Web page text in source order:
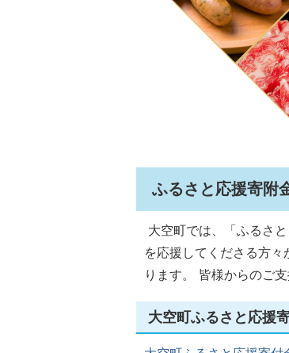
ふるさと応援寄附
大空町では、「ふるさ
を応援してくださる方
ります。 皆様からのご
大空町ふるさと応援